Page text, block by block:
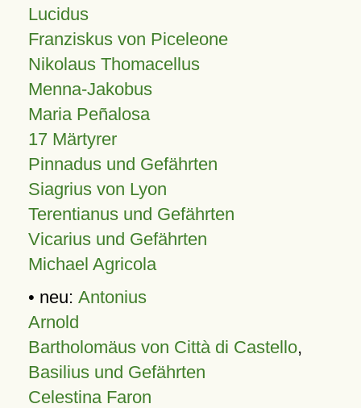
Lucidus
Franziskus von Piceleone
Nikolaus Thomacellus
Menna-Jakobus
Maria Peñalosa
17 Märtyrer
Pinnadus und Gefährten
Siagrius von Lyon
Terentianus und Gefährten
Vicarius und Gefährten
Michael Agricola
• neu: Antonius
Arnold
Bartholomäus von Città di Castello,
Basilius und Gefährten
Celestina Faron